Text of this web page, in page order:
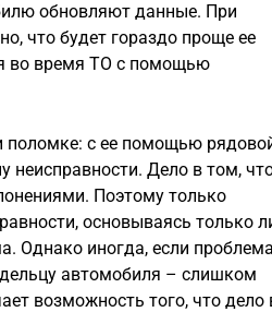
обновляют данные. При
что будет гораздо проще ее
во время ТО с помощью
поломке: с ее помощью
неисправности. Дело в том,
Поэтому только
основываясь только
Однако иногда, если проблема
автомобиля – слишком
возможность того, что дело